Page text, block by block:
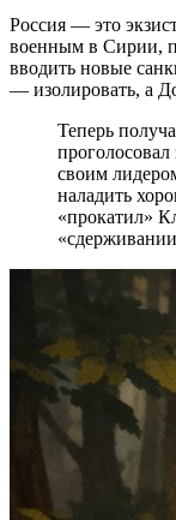
Россия — это
военным в Сирии,
вводить новые
— изолировать, а
Теперь
своим
наладить
«прокатил»